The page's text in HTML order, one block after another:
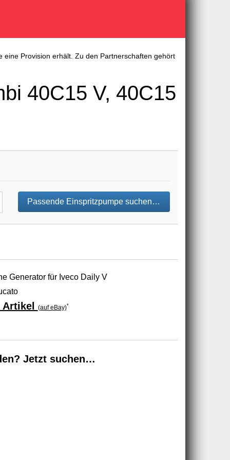
Provision erhält. Zu den Partnerschaften gehört
40C15 V, 40C15
Passende Einspritzpumpe suchen…
Generator für Iveco Daily V
Artikel (auf eBay)*
Jetzt suchen…